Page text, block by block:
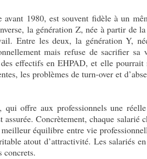
1980, est souvent fidèle à un
la génération Z, née à partir de
Entre les deux, la génération Y,
mais refuse de sacrifier
effectifs en EHPAD, et elle
les problèmes de turn-over et
offre aux professionnels une
Concrètement, chaque salarié
équilibre entre vie
atout d’attractivité. Les salariés
concrets.